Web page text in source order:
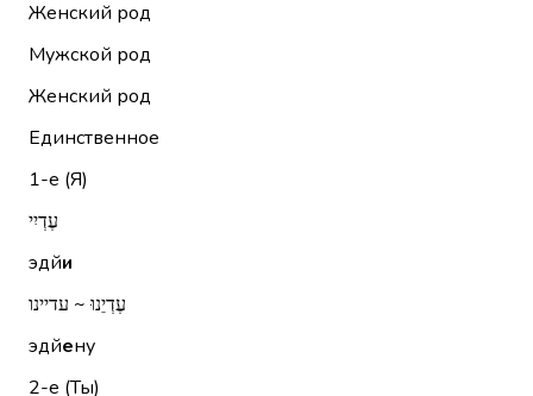
Женский род
Мужской род
Женский род
Единственное
1-е (Я)
עֶדְיִי
эдйи
עֶדְיֵנוּ ~ עדיינו
эдйену
2-е (Ты)